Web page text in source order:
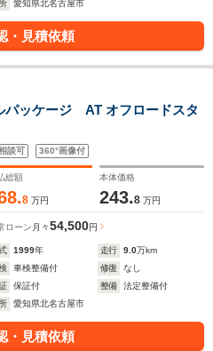
愛知県北名古屋市
・見積依頼
ッケージ AT オフロードスタ
談可 360°画像付
総額
8 万円
本体価格
243.8 万円
ローン 月々54,500円
1999年 走行 9.0万km
車検整備付 修復
なし
保証付 整備
法定整備付
愛知県北名古屋市
・見積依頼